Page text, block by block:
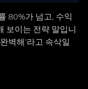
80%가 넘고, 수익
보이는 전략 말입니
벽해’라고 속삭일